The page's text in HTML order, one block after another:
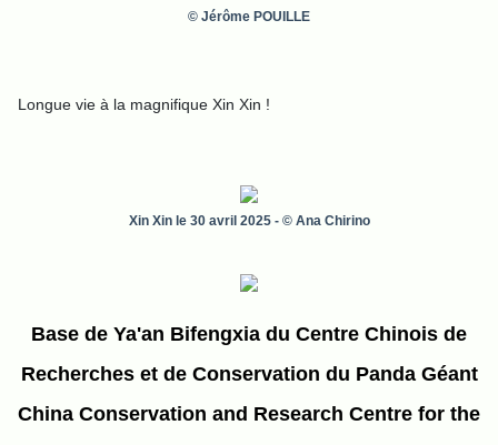
© Jérôme POUILLE
Longue vie à la magnifique Xin Xin !
Xin Xin le 30 avril 2025- © Ana Chirino
Base de Ya'an Bifengxia du Centre Chinois de
Recherches et de Conservation du Panda Géant
China Conservation and Research Centre for the